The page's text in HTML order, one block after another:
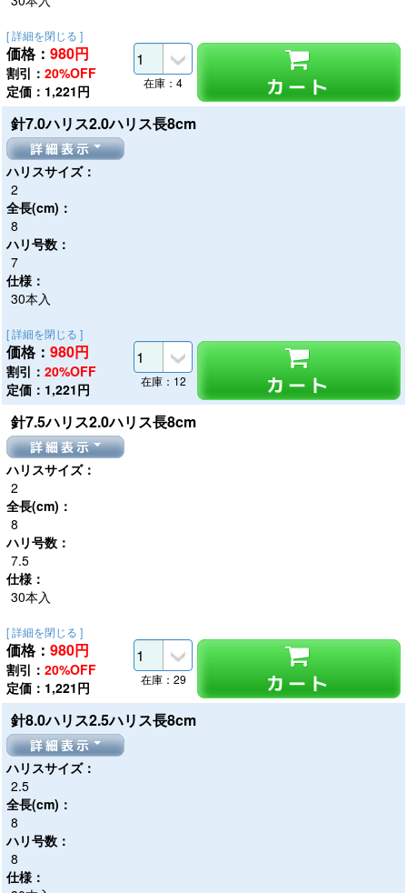
[ 詳細を閉じる ]
価格： 980円
割引： 20%OFF
定価：1,221円
カート
在庫：4
針7.0ハリス2.0ハリス長8cm
詳細表示
ハリスサイズ：
2
全長(cm)：
8
ハリ号数：
7
仕様：
30本入
[ 詳細を閉じる ]
価格： 980円
割引： 20%OFF
定価：1,221円
カート
在庫：12
針7.5ハリス2.0ハリス長8cm
詳細表示
ハリスサイズ：
2
全長(cm)：
8
ハリ号数：
7.5
仕様：
30本入
[ 詳細を閉じる ]
価格： 980円
割引： 20%OFF
定価：1,221円
カート
在庫：29
針8.0ハリス2.5ハリス長8cm
詳細表示
ハリスサイズ：
2.5
全長(cm)：
8
ハリ号数：
8
仕様：